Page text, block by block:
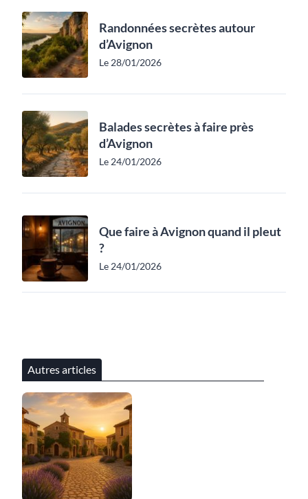
Randonnées secrètes autour
d’Avignon
Le 28/01/2026
Balades secrètes à faire près
d’Avignon
Le 24/01/2026
Que faire à Avignon quand il pleut
?
Le 24/01/2026
Autres articles